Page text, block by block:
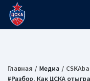
Главная Медиа
#Разбор. Как ЦСКА